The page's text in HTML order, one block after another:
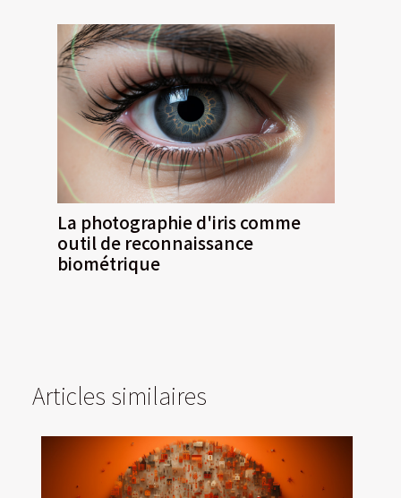
La photographie d'iris comme
outil de reconnaissance
biométrique
Articles similaires